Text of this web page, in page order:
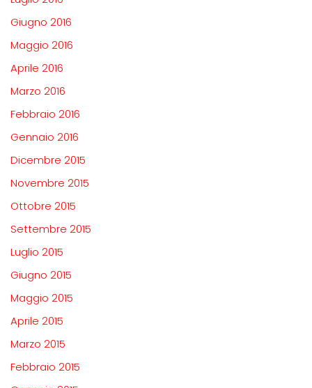
Giugno 2016
Maggio 2016
Aprile 2016
Marzo 2016
Febbraio 2016
Gennaio 2016
Dicembre 2015
Novembre 2015
Ottobre 2015
Settembre 2015
Luglio 2015
Giugno 2015
Maggio 2015
Aprile 2015
Marzo 2015
Febbraio 2015